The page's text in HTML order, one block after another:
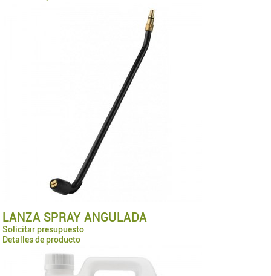
LANZA SPRAY ANGULADA
Solicitar presupuesto
Detalles de producto